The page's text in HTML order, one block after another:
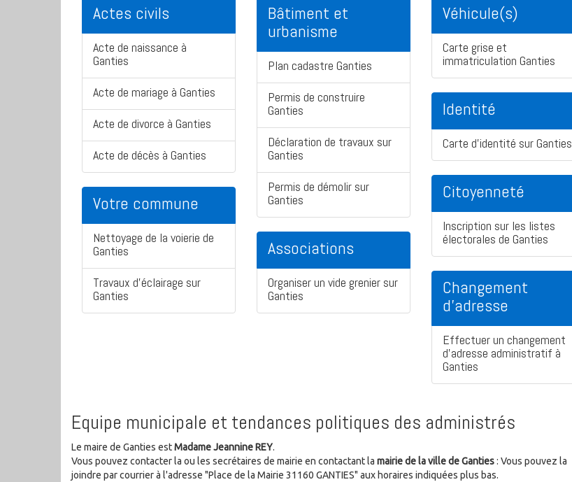
Actes civils
Acte de naissance à
Ganties
Acte de mariage à Ganties
Acte de divorce à Ganties
Acte de décès à Ganties
Votre commune
Nettoyage de la voierie de
Ganties
Travaux d'éclairage sur
Ganties
Bâtiment et
urbanisme
Plan cadastre Ganties
Permis de construire
Ganties
Déclaration de travaux sur
Ganties
Permis de démolir sur
Ganties
Associations
Organiser un vide grenier sur
Ganties
Véhicule(s)
Carte grise et
immatriculation Ganties
Identité
Carte d'identité sur Ganties
Citoyenneté
Inscription sur les listes
électorales de Ganties
Changement
d'adresse
Effectuer un changement
d'adresse administratif à
Ganties
Equipe municipale et tendances politiques des administrés
Le maire de Ganties estMadame Jeannine REY.
Vous pouvez contacter la ou les secrétaires de mairie en contactant la mairie de la ville de Ganties: Vous pouvez la
joindre par courrier à l'adresse "Place de la Mairie 31160 GANTIES" aux horaires indiquées plus bas.